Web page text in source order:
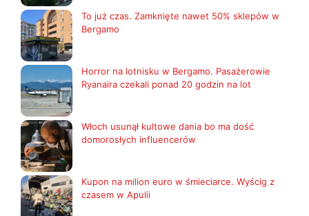
To już czas. Zamknięte nawet 50% sklepów w
Bergamo
Horror na lotnisku w Bergamo. Pasażerowie
Ryanaira czekali ponad 20 godzin na lot
Włoch usunął kultowe dania bo ma dość
domorosłych influencerów
Kupon na milion euro w śmieciarce. Wyścig z
czasem w Apulii